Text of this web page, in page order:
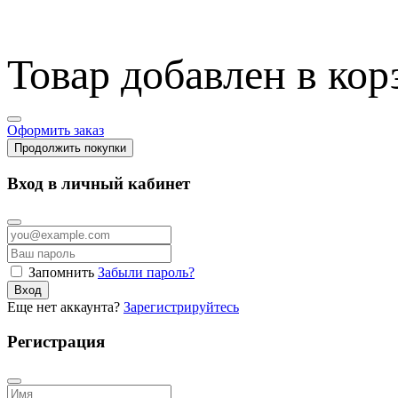
Товар добавлен в
Оформить заказ
Продолжить покупки
Вход в личный кабинет
Запомнить Забыли пароль?
Вход
Еще нет аккаунта? Зарегистрируйтесь
Регистрация